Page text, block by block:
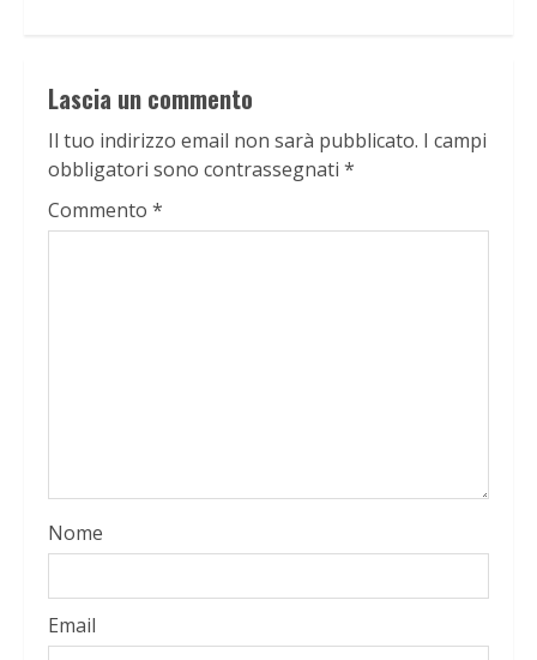
Lascia un commento
Il tuo indirizzo email non sarà pubblicato. I campi
obbligatori sono contrassegnati *
Commento *
Nome
Email